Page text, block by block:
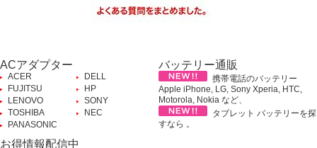
ACアダプター
ACER
DELL
FUJITSU
HP
LENOVO
SONY
TOSHIBA
NEC
PANASONIC
バッテリー通販
携帯電話のバッテリー
Apple iPhone, LG, Sony Xperia, HTC,
Motorola, Nokia など、
タブレット バッテリーを探
すなら 。
お得情報配信中